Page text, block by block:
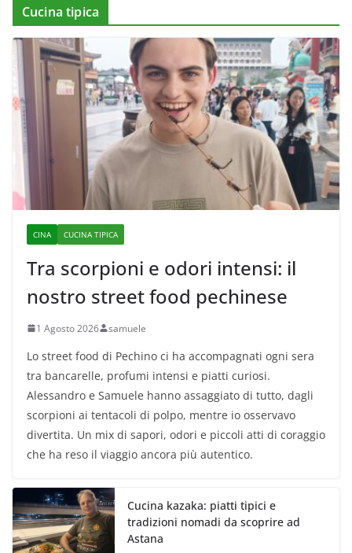
Cucina tipica
CINA CUCINA TIPICA
Tra scorpioni e odori intensi: il
nostro street food pechinese
1 Agosto 2026 samuele
Lo street food di Pechino ci ha accompagnati ogni sera
tra bancarelle, profumi intensi e piatti curiosi.
Alessandro e Samuele hanno assaggiato di tutto, dagli
scorpioni ai tentacoli di polpo, mentre io osservavo
divertita. Un mix di sapori, odori e piccoli atti di coraggio
che ha reso il viaggio ancora più autentico.
Cucina kazaka: piatti tipici e
tradizioni nomadi da scoprire ad
Astana